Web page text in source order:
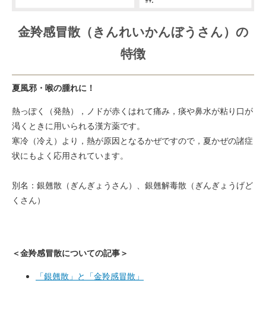
金羚感冒散（きんれいかんぼうさん）の
特徴
夏風邪・喉の腫れに！
熱っぽく（発熱），ノドが赤くはれて痛み，痰や鼻水が粘り口が
渇くときに用いられる漢方薬です。
寒冷（冷え）より，熱が原因となるかぜですので，夏かぜの諸症
状にもよく応用されています。
別名：銀翹散（ぎんぎょうさん）、銀翹解毒散（ぎんぎょうげど
くさん）
＜金羚感冒散についての記事＞
「銀翹散」と「金羚感冒散」